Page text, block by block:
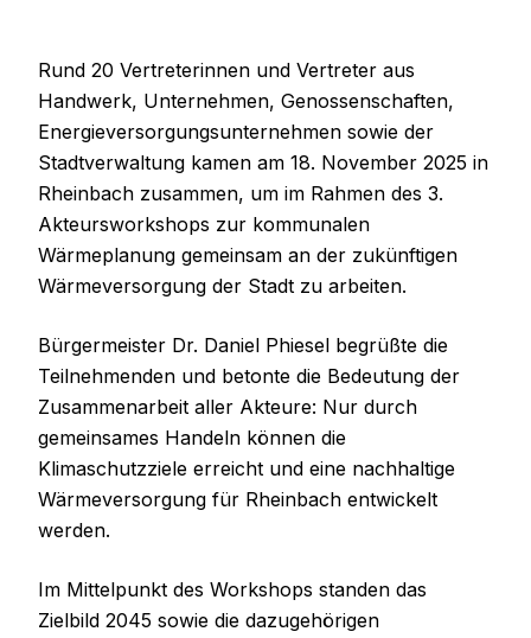
Rund 20 Vertreterinnen und Vertreter aus
Handwerk, Unternehmen, Genossenschaften,
Energieversorgungsunternehmen sowie der
Stadtverwaltung kamen am 18. November 2025 in
Rheinbach zusammen, um im Rahmen des 3.
Akteursworkshops zur kommunalen
Wärmeplanung gemeinsam an der zukünftigen
Wärmeversorgung der Stadt zu arbeiten.
Bürgermeister Dr. Daniel Phiesel begrüßte die
Teilnehmenden und betonte die Bedeutung der
Zusammenarbeit aller Akteure: Nur durch
gemeinsames Handeln können die
Klimaschutzziele erreicht und eine nachhaltige
Wärmeversorgung für Rheinbach entwickelt
werden.
Im Mittelpunkt des Workshops standen das
Zielbild 2045 sowie die dazugehörigen